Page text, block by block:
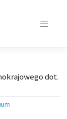
dot.